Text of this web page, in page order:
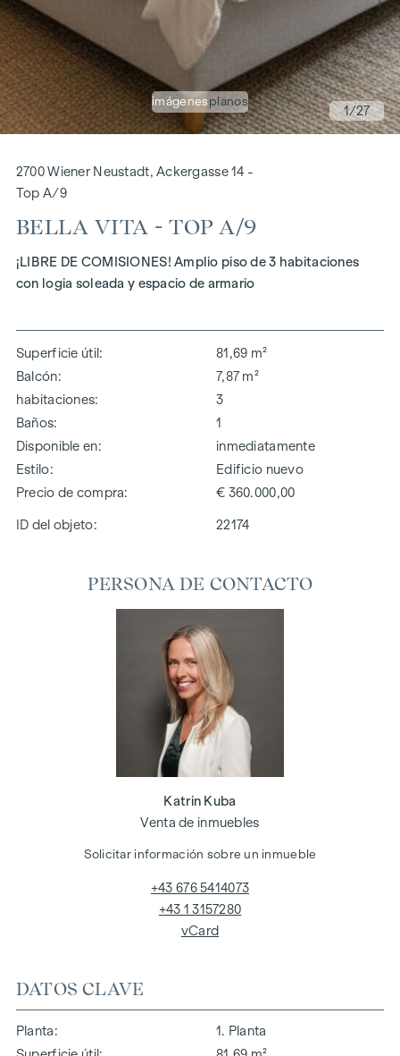
imágenes planos
1/27
2700 Wiener Neustadt, Ackergasse 14 -
Top A/9
BELLA VITA - TOP A/9
¡LIBRE DE COMISIONES! Amplio piso de 3 habitaciones
con logia soleada y espacio de armario
Superficie útil
81,69 m²
Balcón
7,87 m²
habitaciones
3
Baños
1
Disponible en
inmediatamente
Estilo
Edificio nuevo
Precio de compra
€ 360.000,00
ID del objeto: 22174
DATOS CLAVE
Planta
1. Planta
PERSONA DE CONTACTO
Katrin Kuba
Venta de inmuebles
Solicitar información sobre un inmueble
+43 676 5414073
+43 1 3157280
vCard